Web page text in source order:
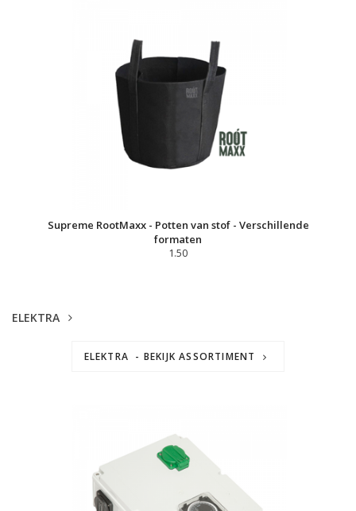
Supreme RootMaxx - Potten van stof - Verschillende
formaten
1.50
ELEKTRA
ELEKTRA - BEKIJK ASSORTIMENT